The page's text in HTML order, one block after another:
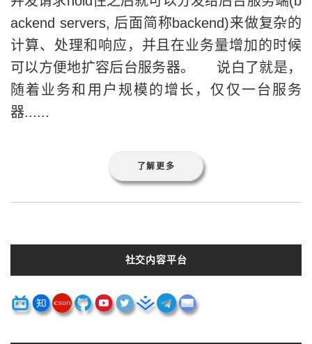
ackend servers, 后面简称backend)来做复杂的
计算、处理和响应，并且在业务量增加的时候
可以方便地扩容后台服务器。 说白了就是，
随着业务和用户规模的增长，仅仅一台服务
器......
了解更多
社交内容平台